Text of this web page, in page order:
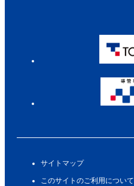
サイトマップ
このサイトのご利用について